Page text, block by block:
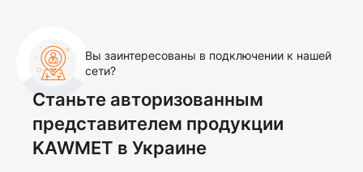
Вы заинтересованы в подключении к нашей
сети?
Станьте авторизованным
представителем продукции
KAWMET в Украине